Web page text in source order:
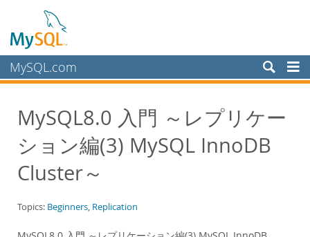
MySQL.com
Services
Partners
Customers
White Papers
Presentations
MySQL8.0 入門 ～レプリケー
ション編(3) MySQL InnoDB
Cluster～
Topics: Beginners, Replication